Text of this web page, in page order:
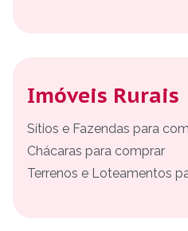
Imóveis Rurais
Sítios e Fazendas para
Chácaras para comprar
Terrenos e Loteamentos